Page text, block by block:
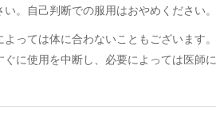
。自己判断での服用はおやめください。
よっては体に合わないこともございます。
に使用を中断し、必要によっては医師に